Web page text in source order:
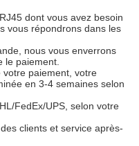
dont vous avez besoin
vous répondrons dans les
nous vous enverrons
le paiement.
paiement, votre
en 3-4 semaines selon
FedEx/UPS, selon votre
clients et service après-